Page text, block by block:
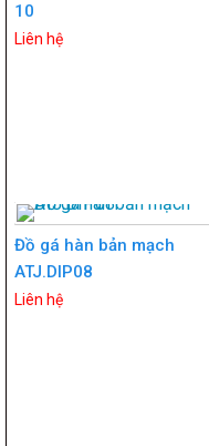
10
Liên hệ
Đồ gá hàn bản mạch
ATJ.DIP08
Liên hệ